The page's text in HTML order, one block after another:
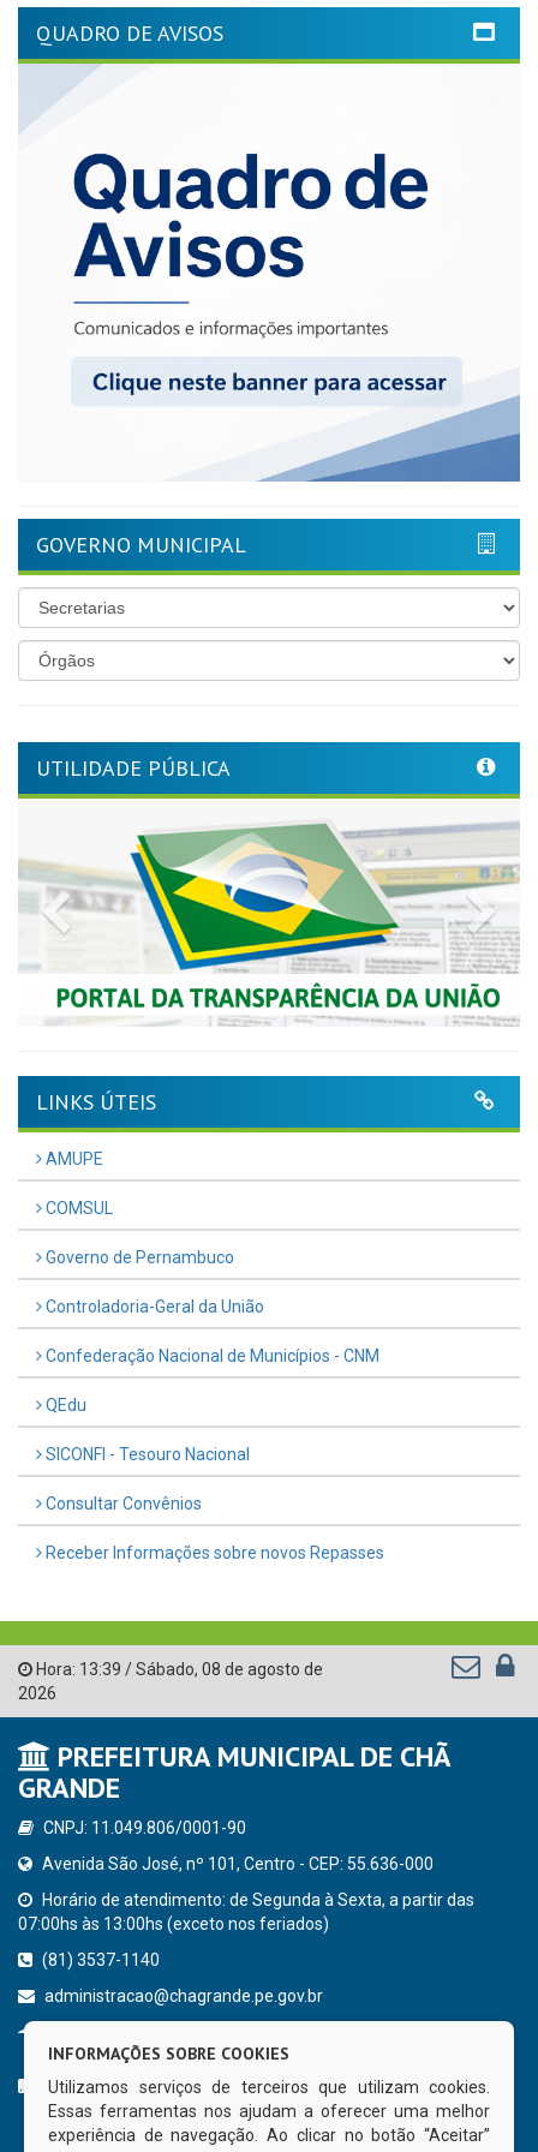
QUADRO DE AVISOS
GOVERNO MUNICIPAL
UTILIDADE PÚBLICA
Previous
LINKS ÚTEIS
AMUPE
COMSUL
Governo de Pernambuco
Controladoria-Geral da União
Confederação Nacional de Municípios - CNM
QEdu
SICONFI - Tesouro Nacional
Consultar Convênios
Receber Informações sobre novos Repasses
Hora: 13:39 /Sábado, 08 de agosto de
2026
PREFEITURA MUNICIPAL DE CHÃ
GRANDE
CNPJ: 11.049.806/0001-90
Avenida São José, nº 101, Centro - CEP: 55.636-000
Horário de atendimento: de Segunda à Sexta, a partir das
07:00hs às 13:00hs (exceto nos feriados)
(81) 3537-1140
administracao@chagrande.pe.gov.br
CURTA NOSSA FAN PAGE
INFORMAÇÕES SOBRE COOKIES
Utilizamos serviços de terceiros que utilizam cookies.
Essas ferramentas nos ajudam a oferecer uma melhor
experiência de navegação. Ao clicar no botão “Aceitar”